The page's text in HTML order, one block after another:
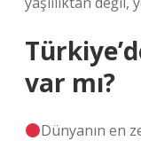
var mı?
Dünyanın en